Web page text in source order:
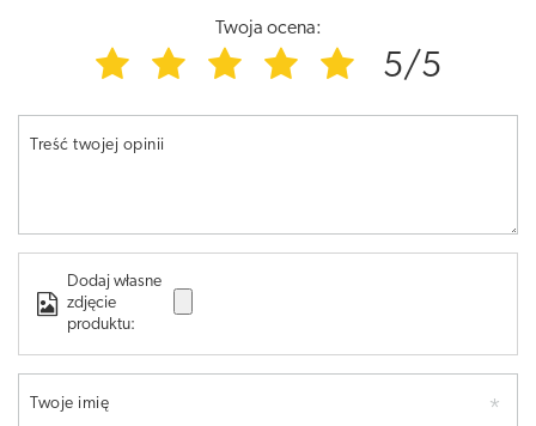
Twoja ocena:
5/5
Treść twojej opinii
Dodaj własne
zdjęcie
produktu:
Twoje imię